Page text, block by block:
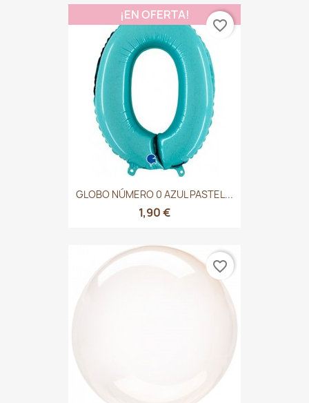
GLOBO NÚMERO 0 AZUL PASTEL...
1,90 €
¡EN OFERTA!
favorite_border
favorite_border